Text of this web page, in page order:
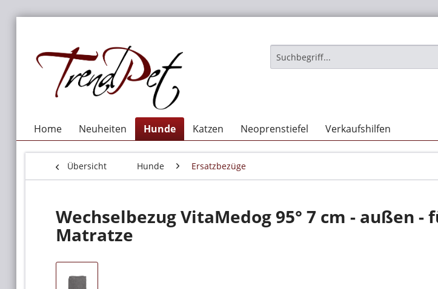
Home Neuheiten Hunde Katzen Neoprenstiefel Verkaufshilfen
Übersicht Hunde Ersatzbezüge
Wechselbezug VitaMedog 95° 7 cm - außen -
Matratze